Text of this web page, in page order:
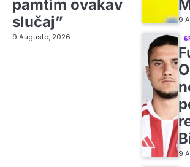
pamtim ovakav
slučaj”
9 Augusta, 2026
9
9